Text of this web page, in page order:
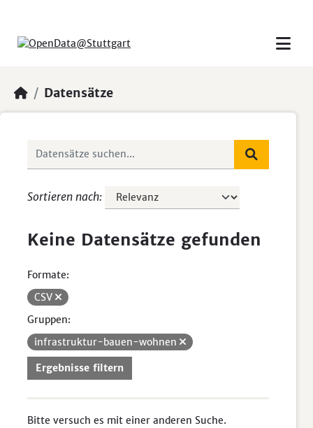
Datensätze
Sortieren nach
Keine Datensätze gefunden
Formate:
CSV
Gruppen:
infrastruktur-bauen-wohnen
Ergebnisse filtern
Bitte versuch es mit einer anderen Suche.